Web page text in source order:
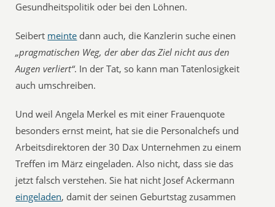
Gesundheitspolitik oder bei den Löhnen.
Seibert meinte dann auch, die Kanzlerin suche einen
„pragmatischen Weg, der aber das Ziel nicht aus den
Augen verliert“. In der Tat, so kann man Tatenlosigkeit
auch umschreiben.
Und weil Angela Merkel es mit einer Frauenquote
besonders ernst meint, hat sie die Personalchefs und
Arbeitsdirektoren der 30 Dax Unternehmen zu einem
Treffen im März eingeladen. Also nicht, dass sie das
jetzt falsch verstehen. Sie hat nicht Josef Ackermann
eingeladen, damit der seinen Geburtstag zusammen